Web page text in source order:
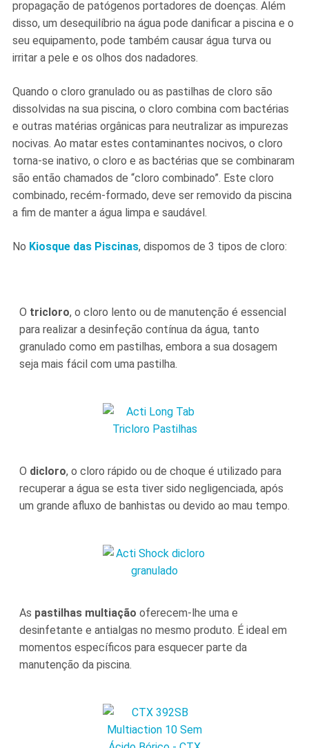
propagação de patógenos portadores de doenças. Além
disso, um desequilíbrio na água pode danificar a piscina e o
seu equipamento, pode também causar água turva ou
irritar a pele e os olhos dos nadadores.
Quando o cloro granulado ou as pastilhas de cloro são
dissolvidas na sua piscina, o cloro combina com bactérias
e outras matérias orgânicas para neutralizar as impurezas
nocivas. Ao matar estes contaminantes nocivos, o cloro
torna-se inativo, o cloro e as bactérias que se combinaram
são então chamados de “cloro combinado”. Este cloro
combinado, recém-formado, deve ser removido da piscina
a fim de manter a água limpa e saudável.
No Kiosque das Piscinas, dispomos de 3 tipos de cloro:
O tricloro, o cloro lento ou de manutenção é essencial
para realizar a desinfeção contínua da água, tanto
granulado como em pastilhas, embora a sua dosagem
seja mais fácil com uma pastilha.
O dicloro, o cloro rápido ou de choque é utilizado para
recuperar a água se esta tiver sido negligenciada, após
um grande afluxo de banhistas ou devido ao mau tempo.
As pastilhas multiação oferecem-lhe uma e
desinfetante e antialgas no mesmo produto. É ideal em
momentos específicos para esquecer parte da
manutenção da piscina.